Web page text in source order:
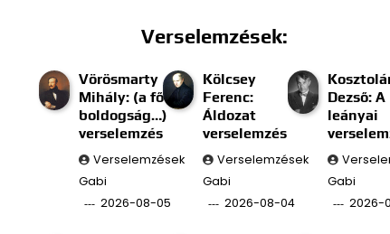
Verselemzések:
Vörösmarty
Mihály: (a fő
boldogság…)
verselemzés
Verselemzések
Gabi
2026-08-05
Kölcsey
Ferenc:
Áldozat
verselemzés
Verselemzések
Gabi
2026-08-04
Dezső:
leányai
Gabi
2026-